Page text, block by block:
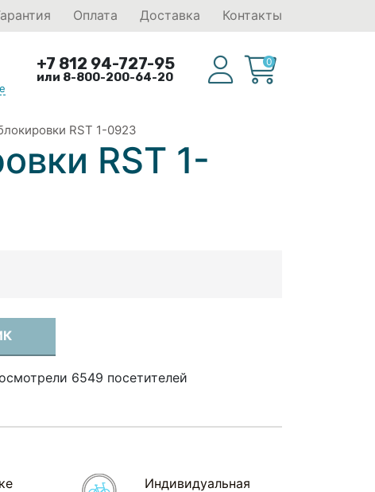
Оплата Доставка Контакты
+7 812 94-727-95
или 8-800-200-64-20
0
RST 1-0923
RST 1-
6549 посетителей
Индивидуальная